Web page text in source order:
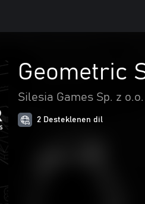
Geometric
Silesia Games Sp. z o.o.
2 Desteklenen dil